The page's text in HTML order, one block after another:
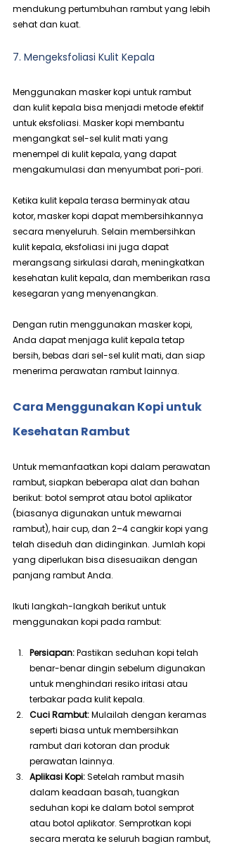
mendukung pertumbuhan rambut yang lebih
sehat dan kuat.
7. Mengeksfoliasi Kulit Kepala
Menggunakan masker kopi untuk rambut
dan kulit kepala bisa menjadi metode efektif
untuk eksfoliasi. Masker kopi membantu
mengangkat sel-sel kulit mati yang
menempel di kulit kepala, yang dapat
mengakumulasi dan menyumbat pori-pori.
Ketika kulit kepala terasa berminyak atau
kotor, masker kopi dapat membersihkannya
secara menyeluruh. Selain membersihkan
kulit kepala, eksfoliasi ini juga dapat
merangsang sirkulasi darah, meningkatkan
kesehatan kulit kepala, dan memberikan rasa
kesegaran yang menyenangkan.
Dengan rutin menggunakan masker kopi,
Anda dapat menjaga kulit kepala tetap
bersih, bebas dari sel-sel kulit mati, dan siap
menerima perawatan rambut lainnya.
Cara Menggunakan Kopi untuk
Kesehatan Rambut
Untuk memanfaatkan kopi dalam perawatan
rambut, siapkan beberapa alat dan bahan
berikut: botol semprot atau botol aplikator
(biasanya digunakan untuk mewarnai
rambut), hair cup, dan 2–4 cangkir kopi yang
telah diseduh dan didinginkan. Jumlah kopi
yang diperlukan bisa disesuaikan dengan
panjang rambut Anda.
Ikuti langkah-langkah berikut untuk
menggunakan kopi pada rambut:
Persiapan: Pastikan seduhan kopi telah
benar-benar dingin sebelum digunakan
untuk menghindari resiko iritasi atau
terbakar pada kulit kepala.
Cuci Rambut: Mulailah dengan keramas
seperti biasa untuk membersihkan
rambut dari kotoran dan produk
perawatan lainnya.
Aplikasi Kopi: Setelah rambut masih
dalam keadaan basah, tuangkan
seduhan kopi ke dalam botol semprot
atau botol aplikator. Semprotkan kopi
secara merata ke seluruh bagian rambut,